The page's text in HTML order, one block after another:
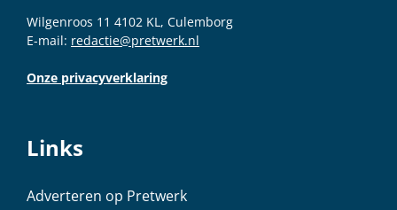
Wilgenroos 11 4102 KL, Culemborg
E-mail: redactie@pretwerk.nl
Onze privacyverklaring
Links
Adverteren op Pretwerk